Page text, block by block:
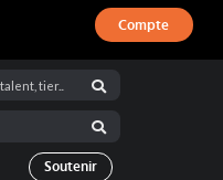
Compte
La Salty Room sur Pokémon
Soutenir